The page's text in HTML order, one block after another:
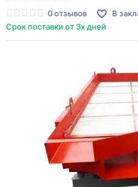
0 отзывов В
Срок поставки от 3х дней